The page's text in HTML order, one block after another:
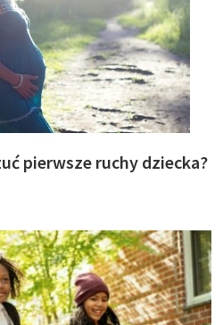
pierwsze ruchy dziecka?